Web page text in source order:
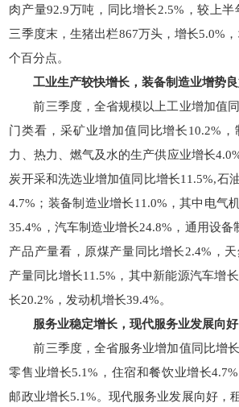
肉产量92.9万吨，同比增长2.5%，较上半
三季度末，生猪出栏867万头，增长5.0%
个百分点。
工业生产较快增长，装备制造业增势
前三季度，全省规模以上工业增加值
门类看，采矿业增加值同比增长10.2%
力、热力、燃气及水的生产供应业增长
炭开采和洗选业增加值同比增长11.5%,石
4.7%；装备制造业增长11.0%，其中电气
35.4%，汽车制造业增长24.8%，通用设备
产品产量看，原煤产量同比增长2.4%，
产量同比增长11.5%，其中新能源汽车增
长20.2%，发动机增长39.4%。
服务业稳定增长，现代服务业发展向好
前三季度，全省服务业增加值同比增
零售业增长5.1%，住宿和餐饮业增长
邮政业增长5.1%。现代服务业发展向好，